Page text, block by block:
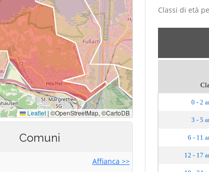
Comuni
Affianca >>
Classi di età
0 - 2
3 - 5
6 - 11
12 - 17